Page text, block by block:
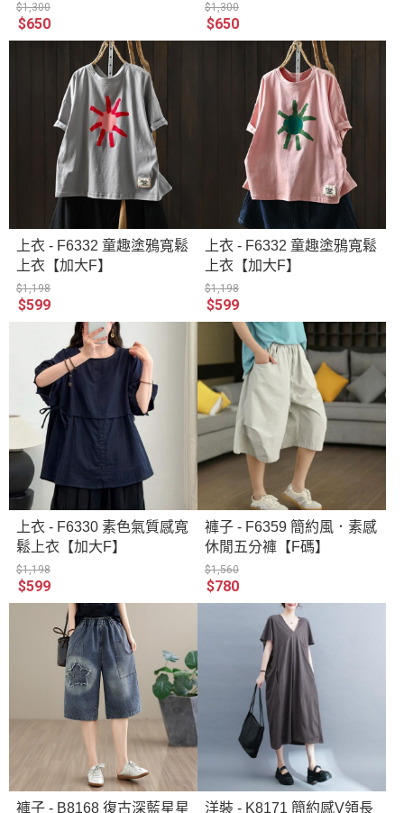
$1,300
$650
$1,300
$650
上衣 - F6332 童趣塗鴉寬鬆
上衣【加大F】
$1,198
$599
上衣 - F6332 童趣塗鴉寬鬆
上衣【加大F】
$1,198
$599
上衣 - F6330 素色氣質感寬
鬆上衣【加大F】
$1,198
$599
褲子 - F6359 簡約風．素感
休閒五分褲【F碼】
$1,560
$780
褲子 - B8168 復古深藍星星 洋裝 - K8171 簡約感V領長